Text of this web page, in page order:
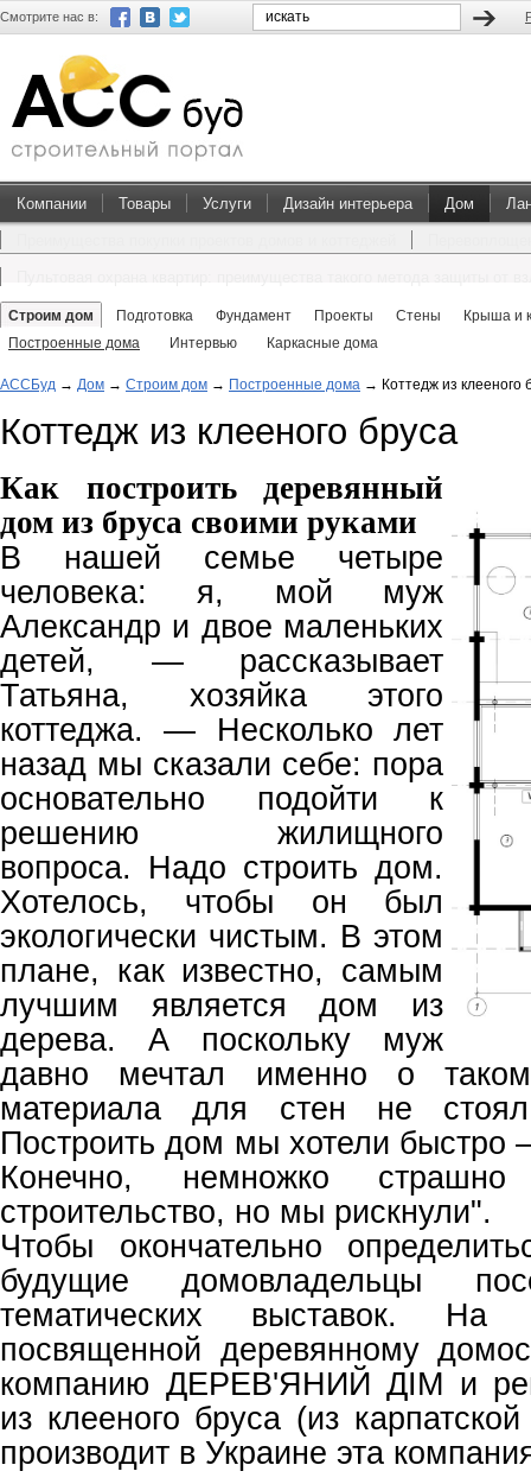
Смотрите нас в:
Компании Товары Услуги Дизайн интерьера Дом
Строим дом Подготовка Фундамент Проекты Стены
Крыша и
Построенные дома
Интервью Каркасные дома
АССБуд → Дом → Строим дом → Построенные дома → Коттедж из клееного
Коттедж из клееного бруса
Как построить деревянный
дом из бруса своими руками
В нашей семье четыре
человека: я, мой муж
Александр и двое маленьких
детей, — рассказывает
Татьяна, хозяйка этого
коттеджа. — Несколько лет
назад мы сказали себе: пора
основательно подойти к
решению жилищного
вопроса. Надо строить дом.
Хотелось, чтобы он был
экологически чистым. В этом
плане, как известно, самым
лучшим является дом из
дерева. А поскольку муж
давно мечтал именно о
материала для стен не
Построить дом мы хотели быстро
Конечно, немножко
строительство, но мы рискнули".
Чтобы окончательно
будущие домовладельцы
тематических выставок.
посвященной деревянному
компанию ДЕРЕВ'ЯНИЙ ДІМ и
из клееного бруса (из
производит в Украине эта